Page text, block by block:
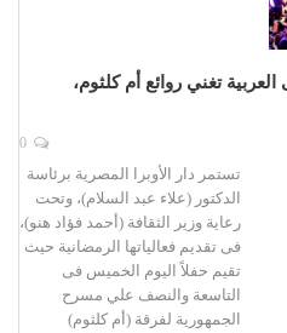
تغني روائع أم كلثوم،
تستمر دار الأوبرا المصرية برئاسة
الدكتور (علاء عبد السلام)، وتحت
رعاية وزير الثقافة (أحمد فؤاد هنو)،
فى تقديم فعالياتها الرمضانية حيث
تقيم حفلاً اليوم الخميس فى
التاسعة والنصف علي مسرح
الجمهورية لفرقة (أم كلثوم)